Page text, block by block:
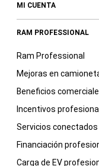
MI CUENTA
RAM PROFESSIONAL
Ram Professional
Mejoras en
Beneficios
Incentivos
Servicios
Financiación
Carga de EV